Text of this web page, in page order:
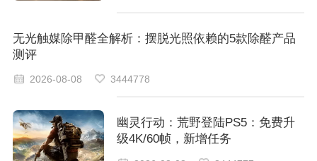
无光触媒除甲醛全解析：摆脱光照依赖的5款除醛产品
测评
2026-08-08 3444778
幽灵行动：荒野登陆PS5：免费升
级4K/60帧，新增任务